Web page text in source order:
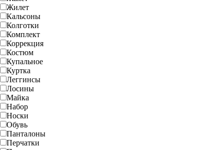
Жилет
Кальсоны
Колготки
Комплект
Коррекция
Костюм
Купальное
Куртка
Леггинсы
Лосины
Майка
Набор
Носки
Обувь
Панталоны
Перчатки